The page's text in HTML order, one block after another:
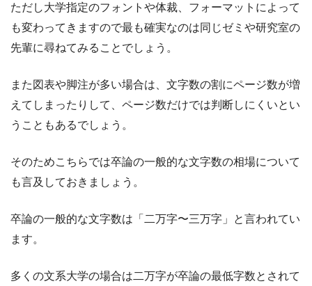
ただし大学指定のフォントや体裁、フォーマットによって
も変わってきますので最も確実なのは同じゼミや研究室の
先輩に尋ねてみることでしょう。
また図表や脚注が多い場合は、文字数の割にページ数が増
えてしまったりして、ページ数だけでは判断しにくいとい
うこともあるでしょう。
そのためこちらでは卒論の一般的な文字数の相場について
も言及しておきましょう。
卒論の一般的な文字数は「二万字〜三万字」と言われてい
ます。
多くの文系大学の場合は二万字が卒論の最低字数とされて